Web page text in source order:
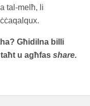
tal-melħ, li
Għidilna billi
taħt u agħfas share.